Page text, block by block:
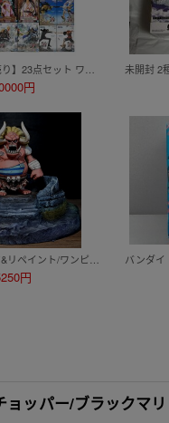
円
円
ッパー/ブラックマリ